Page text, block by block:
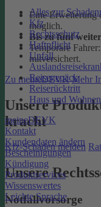
Alles zur
Kfz
Rechtsschutz
Haftpflicht
Unfall
Reisegepäck
Reiserücktritt
Haus und Wohnen
meineDEVK
Kontakt
Kundendaten ändern
Bescheinigungen
Kündigung
Produktservices
Wissenswertes
Leichte Sprache
Eine Erweiterung
möglich.
Bis zu fünf
Temporäre
mitversichert.
Zu meineDEVK Mehr
Unsere
kracht
Kfz-Schaden melden
Unsere
Notfallvorsorge